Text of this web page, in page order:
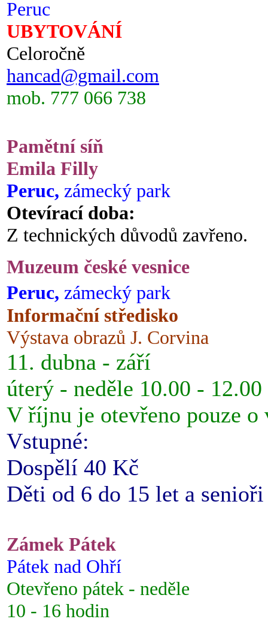
Peruc
UBYTOVÁNÍ
Celoročně
hancad@gmail.com
mob. 777 066 738
Pamětní síň
Emila Filly
Peruc, zámecký park
Otevírací doba:
Z technických důvodů zavřeno.
Muzeum české vesnice
Peruc, zámecký park
Informační středisko
Výstava obrazů J. Corvina
11. dubna - září
úterý - neděle 10.00 -
V říjnu je otevřeno pouze o
Vstupné:
Dospělí 40 Kč
Děti od 6 do 15 let a
Zámek Pátek
Pátek nad Ohří
Otevřeno pátek - neděle
10 - 16 hodin